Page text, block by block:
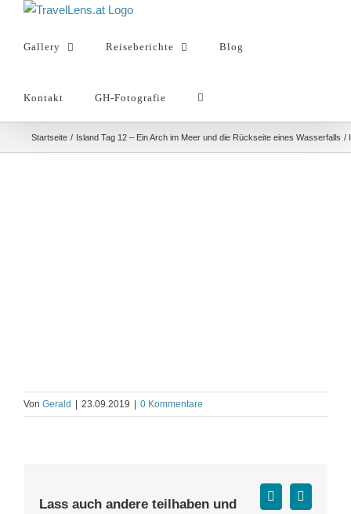
springenGallery Reiseberichte Blog
Kontakt GH-Fotografie
Startseite Island Tag 12 – Ein Arch im Meer und die Rückseite eines Wasserfalls
Von Gerald | 23.09.2019 | 0 Kommentare
Lass auch andere teilhaben und
Facebook
X